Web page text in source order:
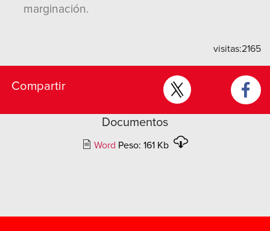
marginación.
visitas:2165
Compartir
Documentos
Word Peso: 161 Kb